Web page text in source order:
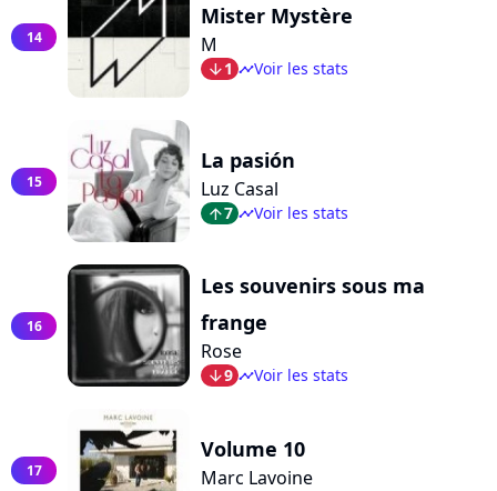
14
Mister Mystère
M
arrow_bot1 timelineVoir les stats
15
La pasión
Luz Casal
arrow_top7 timelineVoir les stats
16
Les souvenirs sous ma
frange
Rose
arrow_bot9 timelineVoir les stats
17
Volume 10
Marc Lavoine